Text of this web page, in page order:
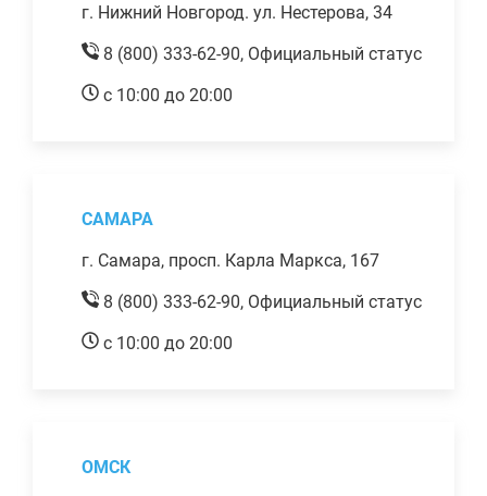
г. Нижний Новгород. ул. Нестерова, 34
8 (800) 333-62-90, Официальный статус
с 10:00 до 20:00
САМАРА
г. Самара, просп. Карла Маркса, 167
8 (800) 333-62-90, Официальный статус
с 10:00 до 20:00
ОМСК